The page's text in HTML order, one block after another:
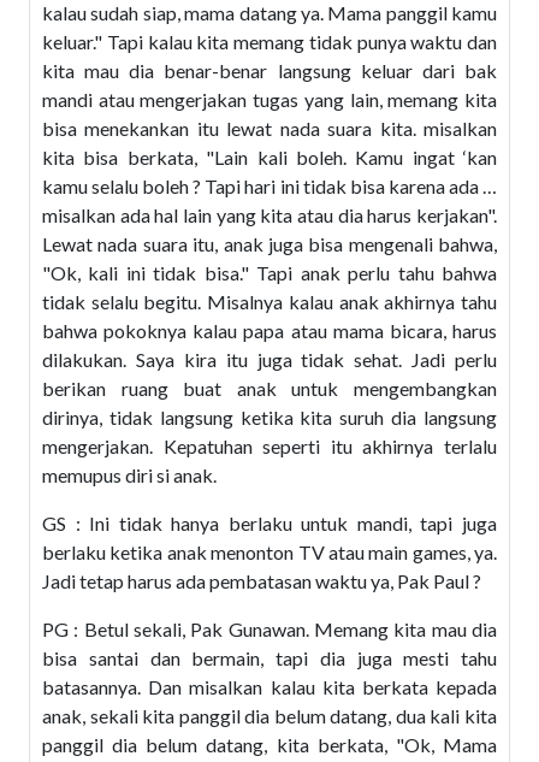
kalau sudah siap, mama datang ya. Mama panggil kamu
keluar." Tapi kalau kita memang tidak punya waktu dan
kita mau dia benar-benar langsung keluar dari bak
mandi atau mengerjakan tugas yang lain, memang kita
bisa menekankan itu lewat nada suara kita. misalkan
kita bisa berkata, "Lain kali boleh. Kamu ingat ‘kan
kamu selalu boleh ? Tapi hari ini tidak bisa karena ada …
misalkan ada hal lain yang kita atau dia harus kerjakan".
Lewat nada suara itu, anak juga bisa mengenali bahwa,
"Ok, kali ini tidak bisa." Tapi anak perlu tahu bahwa
tidak selalu begitu. Misalnya kalau anak akhirnya tahu
bahwa pokoknya kalau papa atau mama bicara, harus
dilakukan. Saya kira itu juga tidak sehat. Jadi perlu
berikan ruang buat anak untuk mengembangkan
dirinya, tidak langsung ketika kita suruh dia langsung
mengerjakan. Kepatuhan seperti itu akhirnya terlalu
memupus diri si anak.
GS : Ini tidak hanya berlaku untuk mandi, tapi juga
berlaku ketika anak menonton TV atau main games, ya.
Jadi tetap harus ada pembatasan waktu ya, Pak Paul ?
PG : Betul sekali, Pak Gunawan. Memang kita mau dia
bisa santai dan bermain, tapi dia juga mesti tahu
batasannya. Dan misalkan kalau kita berkata kepada
anak, sekali kita panggil dia belum datang, dua kali kita
panggil dia belum datang, kita berkata, "Ok, Mama